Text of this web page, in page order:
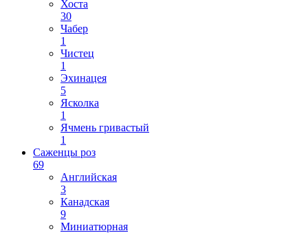
Хоста
30
Чабер
1
Чистец
1
Эхинацея
5
Ясколка
1
Ячмень гривастый
1
Саженцы роз
69
Английская
3
Канадская
9
Миниатюрная